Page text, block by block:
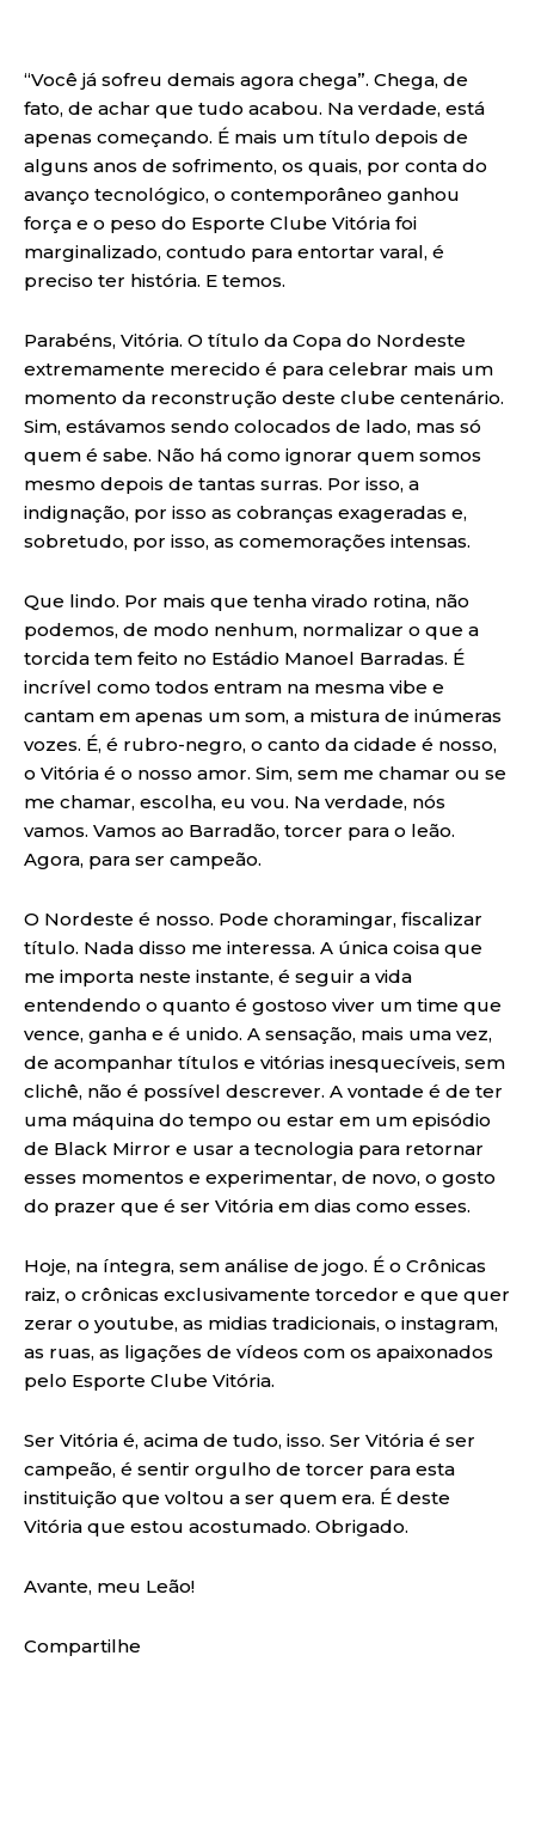
“Você já sofreu demais agora chega”. Chega, de
fato, de achar que tudo acabou. Na verdade, está
apenas começando. É mais um título depois de
alguns anos de sofrimento, os quais, por conta do
avanço tecnológico, o contemporâneo ganhou
força e o peso do Esporte Clube Vitória foi
marginalizado, contudo para entortar varal, é
preciso ter história. E temos.
Parabéns, Vitória. O título da Copa do Nordeste
extremamente merecido é para celebrar mais um
momento da reconstrução deste clube centenário.
Sim, estávamos sendo colocados de lado, mas só
quem é sabe. Não há como ignorar quem somos
mesmo depois de tantas surras. Por isso, a
indignação, por isso as cobranças exageradas e,
sobretudo, por isso, as comemorações intensas.
Que lindo. Por mais que tenha virado rotina, não
podemos, de modo nenhum, normalizar o que a
torcida tem feito no Estádio Manoel Barradas. É
incrível como todos entram na mesma vibe e
cantam em apenas um som, a mistura de inúmeras
vozes. É, é rubro-negro, o canto da cidade é nosso,
o Vitória é o nosso amor. Sim, sem me chamar ou se
me chamar, escolha, eu vou. Na verdade, nós
vamos. Vamos ao Barradão, torcer para o leão.
Agora, para ser campeão.
O Nordeste é nosso. Pode choramingar, fiscalizar
título. Nada disso me interessa. A única coisa que
me importa neste instante, é seguir a vida
entendendo o quanto é gostoso viver um time que
vence, ganha e é unido. A sensação, mais uma vez,
de acompanhar títulos e vitórias inesquecíveis, sem
clichê, não é possível descrever. A vontade é de ter
uma máquina do tempo ou estar em um episódio
de Black Mirror e usar a tecnologia para retornar
esses momentos e experimentar, de novo, o gosto
do prazer que é ser Vitória em dias como esses.
Hoje, na íntegra, sem análise de jogo. É o Crônicas
raiz, o crônicas exclusivamente torcedor e que quer
zerar o youtube, as midias tradicionais, o instagram,
as ruas, as ligações de vídeos com os apaixonados
pelo Esporte Clube Vitória.
Ser Vitória é, acima de tudo, isso. Ser Vitória é ser
campeão, é sentir orgulho de torcer para esta
instituição que voltou a ser quem era. É deste
Vitória que estou acostumado. Obrigado.
Avante, meu Leão!
Compartilhe